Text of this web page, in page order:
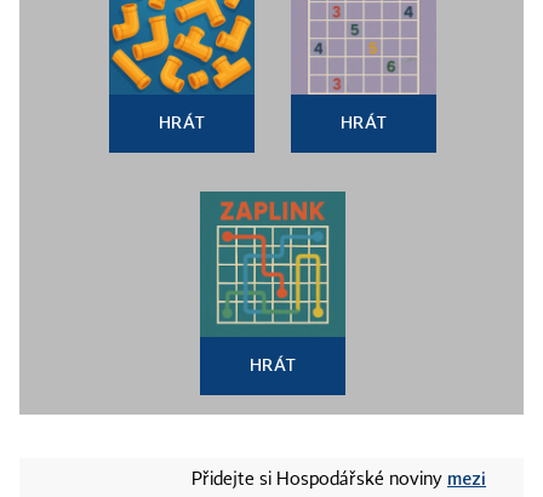
HRÁT HRÁT
HRÁT
Přidejte si Hospodářské noviny mezi